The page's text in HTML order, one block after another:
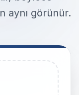
aynı görünür.